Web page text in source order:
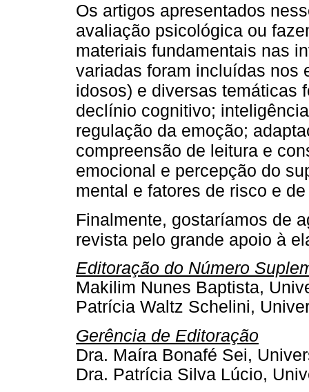
Os artigos apresentados
avaliação psicológica ou
materiais fundamentais nas
variadas foram incluídas nos
idosos) e diversas temáticas
declínio cognitivo;
regulação da emoção;
compreensão de leitura e
emocional e percepção do
mental e fatores de risco e
Finalmente, gostaríamos de
revista pelo grande apoio à
Editoração do Número
Makilim Nunes Baptista,
Patrícia Waltz Schelini,
Gerência de Editoração
Dra. Maíra Bonafé Sei,
Dra. Patrícia Silva Lúcio,